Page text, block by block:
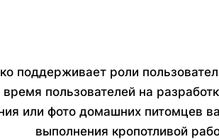
поддерживает роли
пользователей на
или фото домашних питомцев
выполнения кропотливой